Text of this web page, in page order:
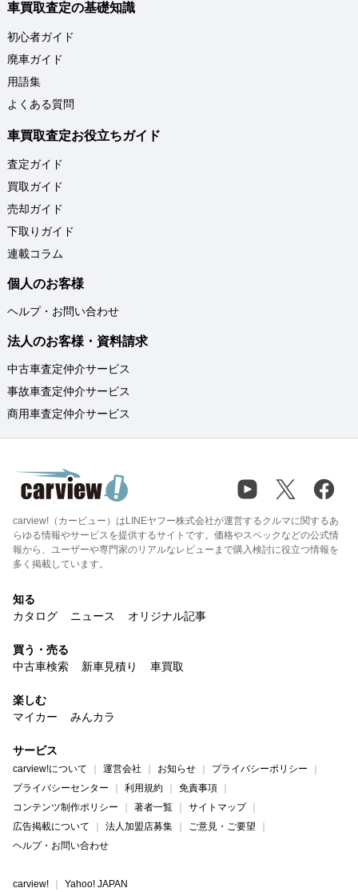
車買取査定の基礎知識
初心者ガイド
廃車ガイド
用語集
よくある質問
車買取査定お役立ちガイド
査定ガイド
買取ガイド
売却ガイド
下取りガイド
連載コラム
個人のお客様
ヘルプ・お問い合わせ
法人のお客様・資料請求
中古車査定仲介サービス
事故車査定仲介サービス
商用車査定仲介サービス
carview!（カービュー）はLINEヤフー株式会社が運営するクルマに関するあ
らゆる情報やサービスを提供するサイトです。価格やスペックなどの公式情
報から、ユーザーや専門家のリアルなレビューまで購入検討に役立つ情報を
多く掲載しています。
知る
カタログ
ニュース オリジナル記事
買う・売る
中古車検索
新車見積り 車買取
楽しむ
マイカー
みんカラ
サービス
carview!について 運営会社 お知らせ
プライバシーポリシー
プライバシーセンター
利用規約
免責事項
コンテンツ制作ポリシー
著者一覧
サイトマップ
広告掲載について
法人加盟店募集
ご意見・ご要望
ヘルプ・お問い合わせ
carview! Yahoo! JAPAN